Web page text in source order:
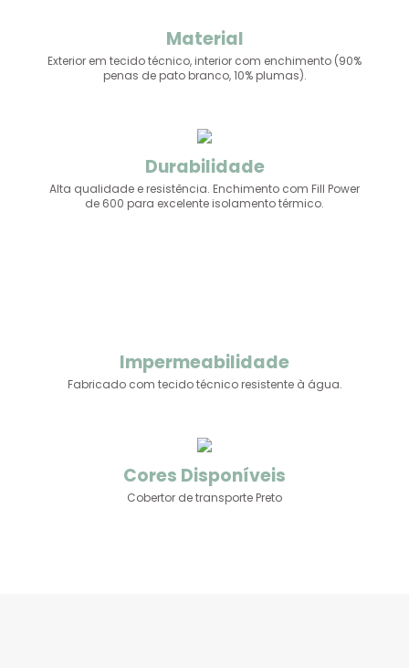
Material
Exterior em tecido técnico, interior com enchimento (90%
penas de pato branco, 10% plumas).
Durabilidade
Alta qualidade e resistência. Enchimento com Fill Power
de 600 para excelente isolamento térmico.
Impermeabilidade
Fabricado com tecido técnico resistente à água.
Cores Disponíveis
Cobertor de transporte Preto